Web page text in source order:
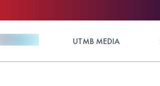
UTMB MEDIA